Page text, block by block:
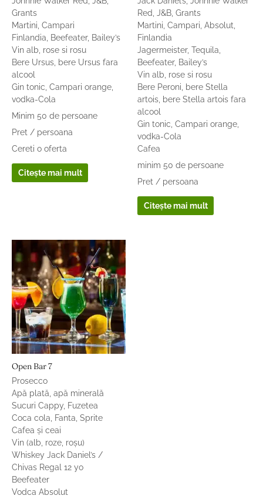
Grants
Martini, Campari
Finlandia, Beefeater, Bailey’s
Vin alb, rose si rosu
Bere Ursus, bere Ursus fara
alcool
Gin tonic, Campari orange,
vodka-Cola
Minim 50 de persoane
Pret / persoana
Cereti o oferta
Citește mai mult
Red, J&B, Grants
Martini, Campari, Absolut,
Finlandia
Jagermeister, Tequila,
Beefeater, Bailey’s
Vin alb, rose si rosu
Bere Peroni, bere Stella
artois, bere Stella artois fara
alcool
Gin tonic, Campari orange,
vodka-Cola
Cafea
minim 50 de persoane
Pret / persoana
Citește mai mult
Open Bar 7
Prosecco
Apă plată, apă minerală
Sucuri Cappy, Fuzetea
Coca cola, Fanta, Sprite
Cafea și ceai
Vin (alb, roze, roșu)
Whiskey Jack Daniel’s /
Chivas Regal 12 yo
Beefeater
Vodca Absolut